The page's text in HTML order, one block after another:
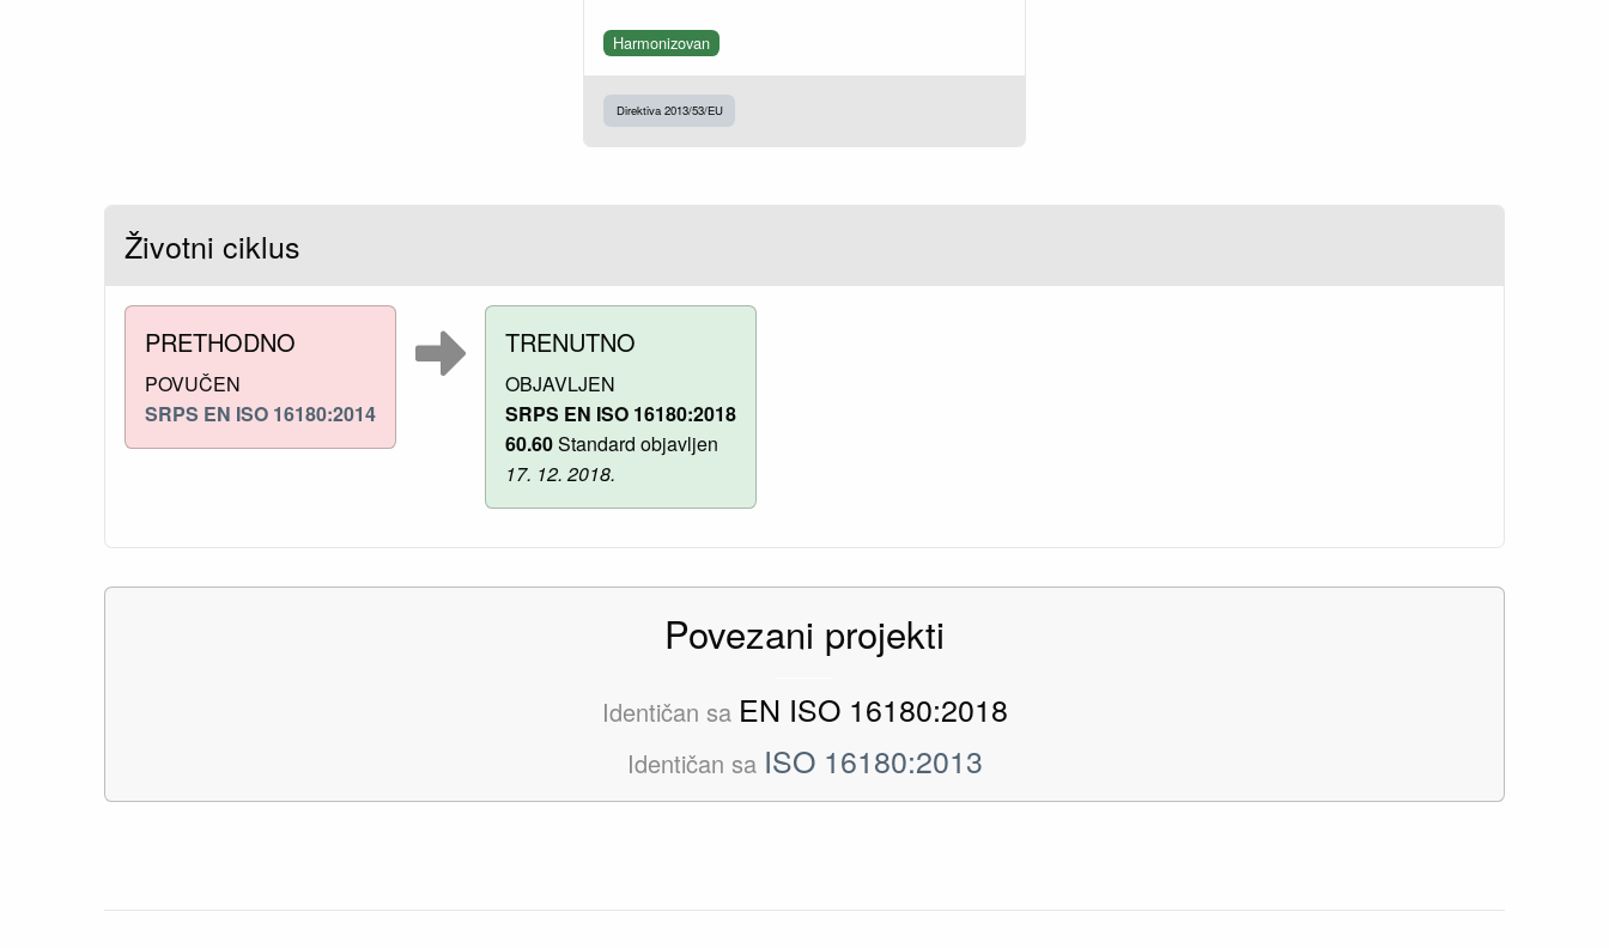
Harmonizovan
Direktiva 2013/53/EU
Životni ciklus
PRETHODNO
POVUČEN
SRPS EN ISO 16180:2014
TRENUTNO
OBJAVLJEN
SRPS EN ISO 16180:2018
60.60Standard objavljen
17. 12. 2018.
Povezani projekti
Identičan sa EN ISO 16180:2018
Identičan sa ISO 16180:2013